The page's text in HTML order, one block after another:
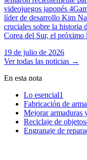
videojuegos japonés
líder de desarrollo Kim
cruciales sobre la historia
Corea del Sur, el
19 de julio de 2026
Ver todas las noticias →
En esta nota
Lo esencial1
Fabricación de
Mejorar armaduras
Reciclaje de objetos
Engranaje de